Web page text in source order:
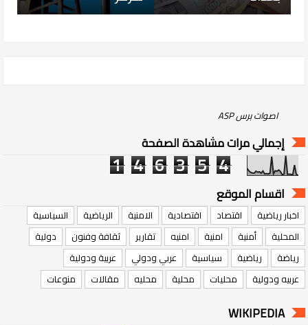
‏اصوات برس ASP‏
إجمالي مرات مشاهدة الصفحة
1 4 6 3 5 4
اقسام الموقع
اخبار رياضية اقتصاد اقتصادية الامنية الرياضية
السياسية
المحلية
أمنية امنية امنيه تقارير ثقافة وفنون
دولية
رياضة
رياضية سياسية عربي ودولي
عربية ودولية
عربيه ودولية
محليات محلية محليه مقالات منوعات
WIKIPEDIA